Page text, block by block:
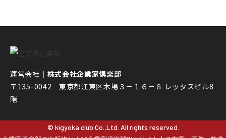
運営会社｜ 株式会社企業家倶楽部
〒135-0042 東京都江東区木場３－１６－８ レッタスビル8
階
© kigyoka club Co.,Ltd. All rights reserved.